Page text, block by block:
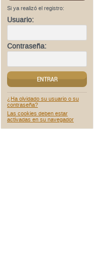
Si ya realizó el registro:
Usuario:
Contraseña:
ENTRAR
¿Ha olvidado su usuario o su
contraseña?
Las cookies deben estar
activadas en su navegador